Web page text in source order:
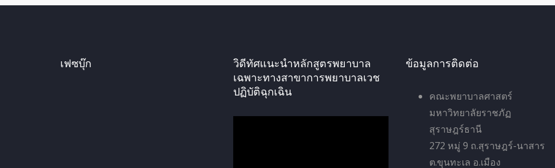
เฟซบุ๊ก
วิดีทัศแนะนำหลักสูตรพยาบาล
เฉพาะทางสาขาการพยาบาลเวช
ปฏิบัติฉุกเฉิน
ข้อมูลการติดต่อ
คณะพยาบาลศาสตร์
มหาวิทยาลัยราชภัฏ
สุราษฎร์ธานี
272 หมู่ 9 ถ.สุราษฎร์-นาสาร
ต.ขุนทะเล อ.เมือง